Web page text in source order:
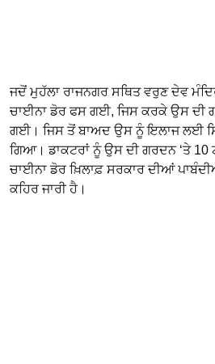
ਜਦੋਂ ਮੁਹੱਲਾ ਰਾਜਨਗਰ ਸਥਿਤ ਵਰੁਣ ਦੇਵ
ਚਾਈਨਾ ਡੋਰ ਫਸ ਗਈ, ਜਿਸ ਕਰਕੇ ਉਸ ਦੀ
ਗਈ। ਜਿਸ ਤੋਂ ਬਾਅਦ ਉਸ ਨੂੰ ਇਲਾਜ ਲਈ
ਗਿਆ। ਡਾਕਟਰਾਂ ਨੂੰ ਉਸ ਦੀ ਗਰਦਨ ‘ਤੇ 10
ਚਾਈਨਾ ਡੋਰ ਖ਼ਿਲਾਫ਼ ਸਰਕਾਰ ਦੀਆਂ
ਕਹਿਰ ਜਾਰੀ ਹੈ।